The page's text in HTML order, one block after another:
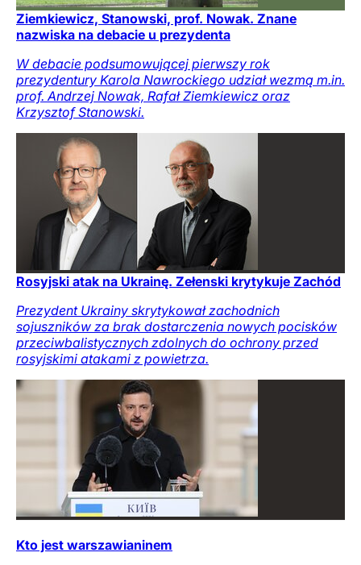
Ziemkiewicz, Stanowski, prof. Nowak. Znane
nazwiska na debacie u prezydenta
W debacie podsumowującej pierwszy rok
prezydentury Karola Nawrockiego udział wezmą m.in.
prof. Andrzej Nowak, Rafał Ziemkiewicz oraz
Krzysztof Stanowski.
Rosyjski atak na Ukrainę. Zełenski krytykuje Zachód
Prezydent Ukrainy skrytykował zachodnich
sojuszników za brak dostarczenia nowych pocisków
przeciwbalistycznych zdolnych do ochrony przed
rosyjskimi atakami z powietrza.
Kto jest warszawianinem